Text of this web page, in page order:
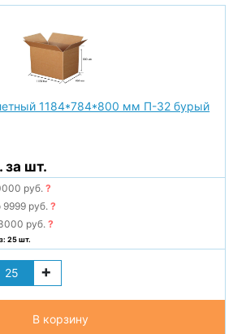
1184*784*800 мм П-32 бурый
за шт.
руб.?
9999 руб.?
руб.?
25 шт.
+
В корзину